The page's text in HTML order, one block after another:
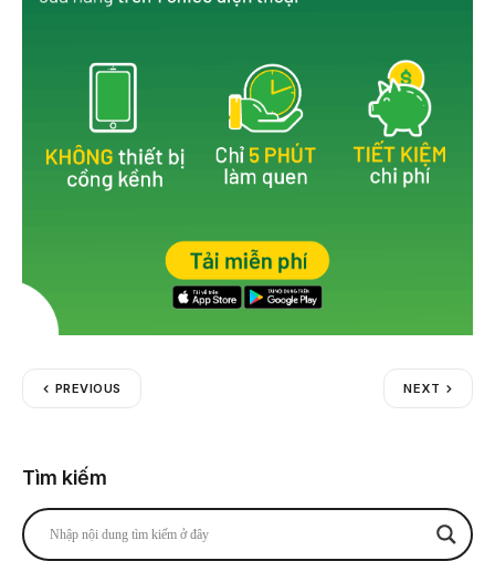
PREVIOUS NEXT
Tìm kiếm